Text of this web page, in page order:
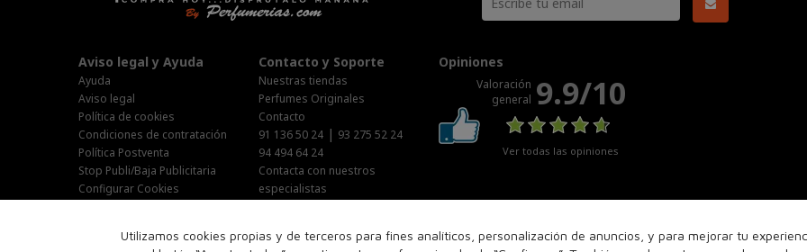
Utilizamos cookies propias y de terceros para fines analíticos, personalización de anuncios, y para mejorar tu
Aviso legal y Ayuda
Ayuda
Aviso legal
Política de cookies
Condiciones de contratación
Política Postventa
Stop Publi/Baja Publicitaria
Configurar Cookies
Contacto y Soporte
Nuestras tiendas
Perfumes Originales
Contacto
91 136 50 24 | 93 275 52 24
94 494 64 24
Contacta con nuestros
especialistas
Lunes-Jueves : 9:00h-19:00h
Opiniones
Valoración
general 9.9/10
Ver todas las opiniones